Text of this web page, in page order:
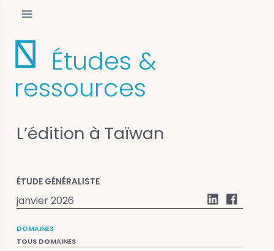
Études &
ressources
L’édition à Taïwan
ÉTUDE GÉNÉRALISTE
janvier 2026
DOMAINES
TOUS DOMAINES